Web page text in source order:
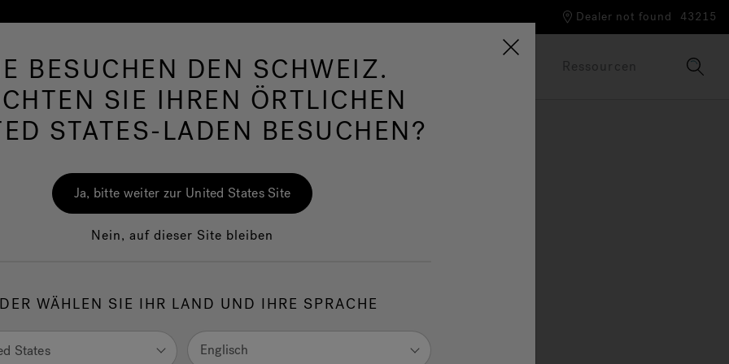
Dealer not found 43215
Swim Spas Bad Wellness Jacuzzi®-Welt Ressourcen
Dampfdusche
Freiheit gelebt werden will. Komfort, Regeneration, Wellness –
so viele Gefühle wie Funktionen im Zeichen von Jacuzzi®.
BESUCHEN DEN SCHWEIZ.
SIE IHREN ÖRTLICHEN
STATES-LADEN BESUCHEN?
Ja, bitte weiter zur United States Site
Nein, auf dieser Site bleiben
WÄHLEN SIE IHR LAND UND IHRE SPRACHE
States Englisch